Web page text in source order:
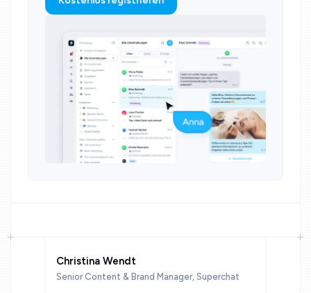
Christina Wendt
Senior Content & Brand Manager, Superchat